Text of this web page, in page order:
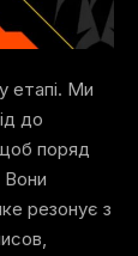
етапі. Ми
до
поряд
Вони
резонує з